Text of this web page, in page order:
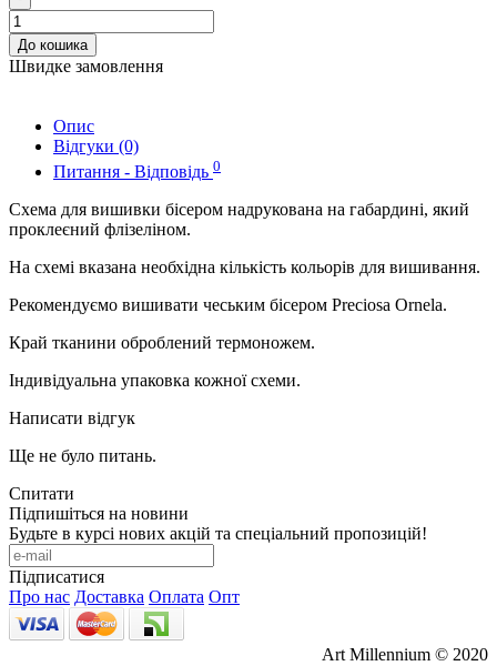
До кошика
Швидке замовлення
Опис
Відгуки (0)
Питання - Відповідь 0
Схема для вишивки бісером надрукована на габардині, який
проклеєний флізеліном.
На схемі вказана необхідна кількість кольорів для вишивання.
Рекомендуємо вишивати чеським бісером Preciosa Ornela.
Край тканини оброблений термоножем.
Індивідуальна упаковка кожної схеми.
Написати відгук
Ще не було питань.
Спитати
Підпишіться на новини
Будьте в курсі нових акцій та спеціальний пропозицій!
Підписатися
Про нас Доставка Оплата Опт
Art Millennium © 2020